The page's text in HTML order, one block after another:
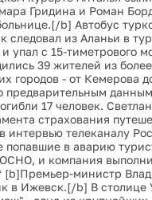
Гридина и Роман
b] Автобус
следовал из Аланьи в
упал с 15-тиметрового
39 жителей из
городов - от Кемерова
предварительным
17 человек.
страхования
интервью телеканалу
попавшие в аварию
и компания
[b]Премьер-министр
в Ижевск.[/b] В столице